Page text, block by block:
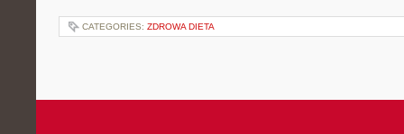
CATEGORIES: ZDROWA DIETA